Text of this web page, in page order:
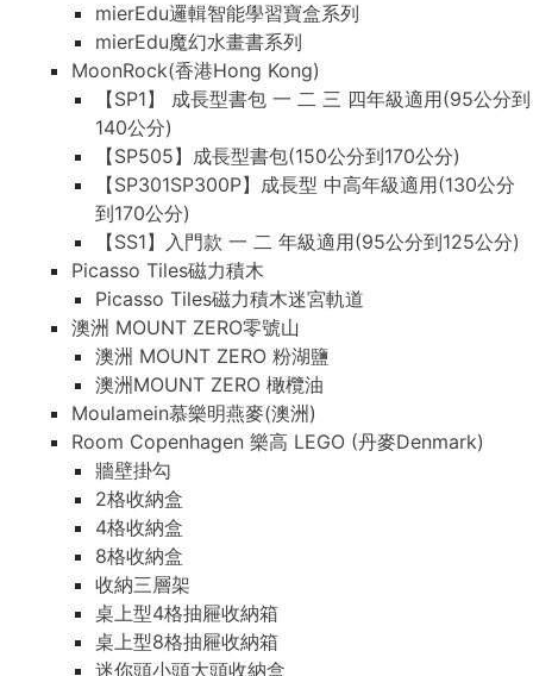
mierEdu邏輯智能學習寶盒系列
mierEdu魔幻水畫書系列
MoonRock(香港Hong Kong)
【SP1】 成長型書包 一 二 三 四年級適用(95公分到
140公分)
【SP505】成長型書包(150公分到170公分)
【SP301SP300P】成長型 中高年級適用(130公分
到170公分)
【SS1】入門款 一 二 年級適用(95公分到125公分)
Picasso Tiles磁力積木
Picasso Tiles磁力積木迷宮軌道
澳洲 MOUNT ZERO零號山
澳洲 MOUNT ZERO 粉湖鹽
澳洲MOUNT ZERO 橄欖油
Moulamein慕樂明燕麥(澳洲)
Room Copenhagen 樂高 LEGO (丹麥Denmark)
牆壁掛勾
2格收納盒
4格收納盒
8格收納盒
收納三層架
桌上型4格抽屜收納箱
桌上型8格抽屜收納箱
迷你頭小頭大頭收納盒